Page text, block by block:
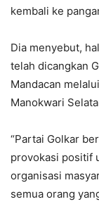
kembali ke
Dia menyebut,
telah dicangkan
Mandacan
Manokwari
“Partai Golkar
provokasi positif
organisasi
semua orang